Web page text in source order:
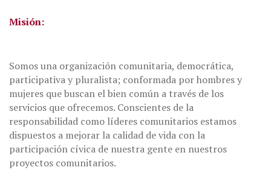
Misión:
Somos una organización comunitaria, democrática,
participativa y pluralista; conformada por hombres y
mujeres que buscan el bien común a través de los
servicios que ofrecemos. Conscientes de la
responsabilidad como líderes comunitarios estamos
dispuestos a mejorar la calidad de vida con la
participación cívica de nuestra gente en nuestros
proyectos comunitarios.